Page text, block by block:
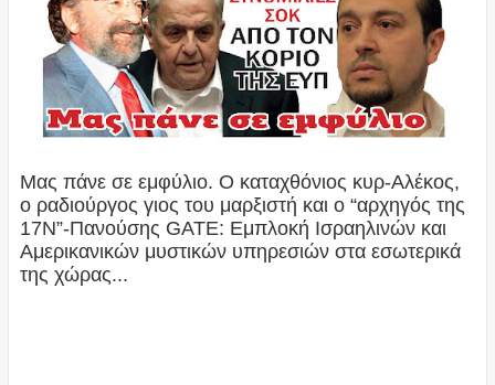
Μας πάνε σε εμφύλιο. Ο καταχθόνιος κυρ-Αλέκος,
ο ραδιούργος γιος του μαρξιστή και ο “αρχηγός της
17Ν”-Πανούσης GATE: Εμπλοκή Ισραηλινών και
Αμερικανικών μυστικών υπηρεσιών στα εσωτερικά
της χώρας...